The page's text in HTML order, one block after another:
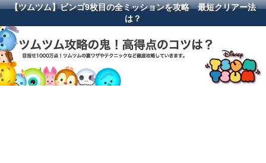
【ツムツム】ビンゴ9枚目の全ミッションを攻略 最短クリアー法
は？